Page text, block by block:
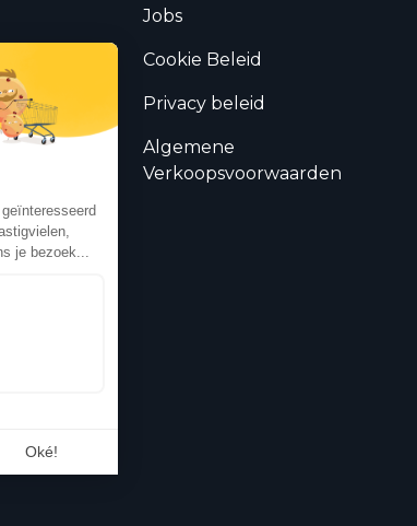
Jobs
Cookie Beleid
Privacy beleid
Algemene
Verkoopsvoorwaarden